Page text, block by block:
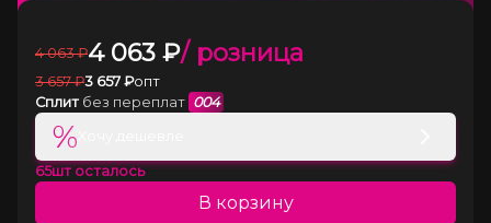
4 063 ₽4 063 ₽/ розница
3 657 ₽3 657 ₽опт
Сплит без переплат 004
%
65шт осталось
В корзину